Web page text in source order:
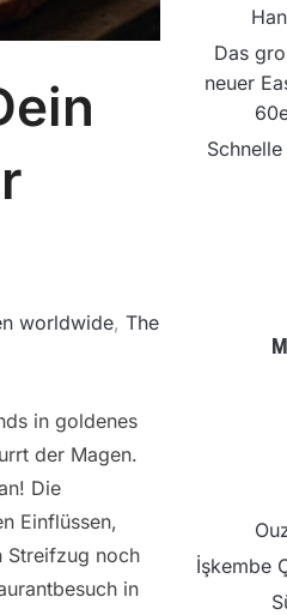
worldwide, The
in goldenes
der Magen.
Die
Einflüssen,
Streifzug noch
in
Das
neuer
İşkembe